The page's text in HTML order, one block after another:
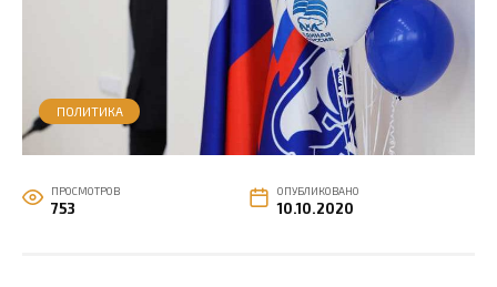
ПОЛИТИКА
ПРОСМОТРОВ
753
ОПУБЛИКОВАНО
10.10.2020